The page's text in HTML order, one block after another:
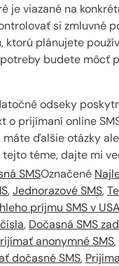
je viazané na
si zmluvné
ktorú plánujete
budete môcť
odseky
o prijímaní online
máte ďalšie otázky
téme, dajte mi
SMSOznačené
,Jednorazové SMS,
príjmu SMS v USA
, Dočasná SMS
anonymné SMS,
dočasné SMS,